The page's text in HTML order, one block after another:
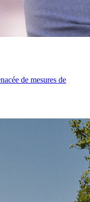
de mesures de